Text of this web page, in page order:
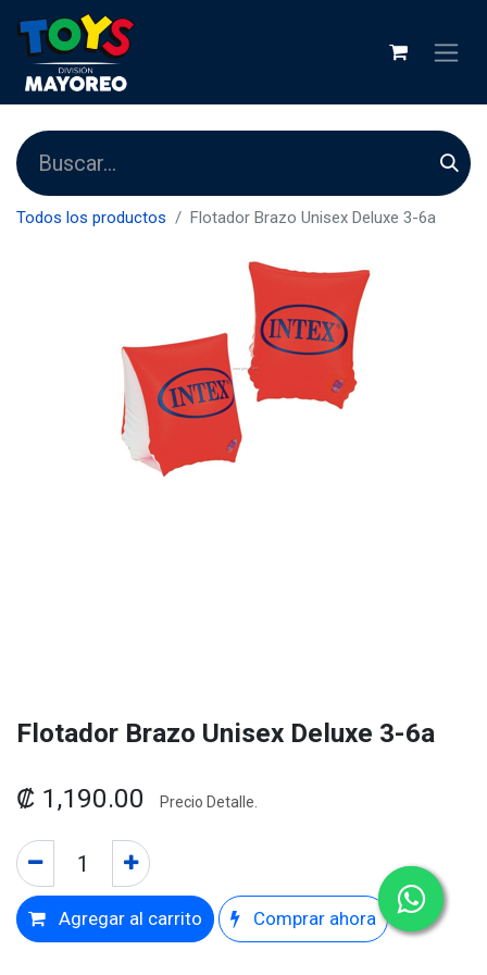
Todos los productos Flotador Brazo Unisex Deluxe 3-6a
Flotador Brazo Unisex Deluxe 3-6a
₡ 1,190.00 Precio Detalle.
Agregar al carrito Comprar ahora